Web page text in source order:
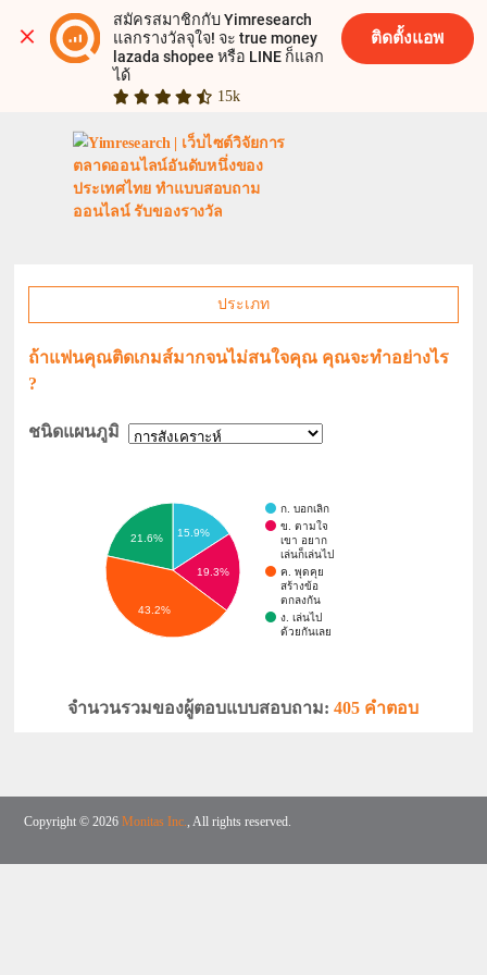
สมัครสมาชิกกับ Yimresearch
แลกรางวัลจุใจ! จะ true money
lazada shopee หรือ LINE ก็แลก
ได้
15k
ติดตั้งแอพ
ประเภท
ถ้าแฟนคุณติดเกมส์มากจนไม่สนใจคุณ คุณจะทำอย่างไร
?
ชนิดแผนภูมิ
ก. บอกเลิก
ข. ตามใจ
เขา อยาก
เล่นก็เล่นไป
ค. พุดคุย
สร้างข้อ
ตกลงกัน
ง. เล่นไป
ด้วยกันเลย
15.9%
19.3%
21.6%
43.2%
จำนวนรวมของผู้ตอบแบบสอบถาม:405 คำตอบ
Copyright © 2026Monitas Inc., All rights reserved.